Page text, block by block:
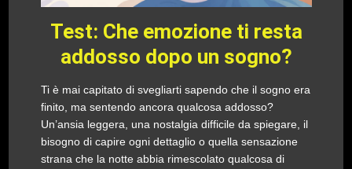
Test: Che emozione ti resta
addosso dopo un sogno?
Ti è mai capitato di svegliarti sapendo che il sogno era
finito, ma sentendo ancora qualcosa addosso?
Un’ansia leggera, una nostalgia difficile da spiegare, il
bisogno di capire ogni dettaglio o quella sensazione
strana che la notte abbia rimescolato qualcosa di